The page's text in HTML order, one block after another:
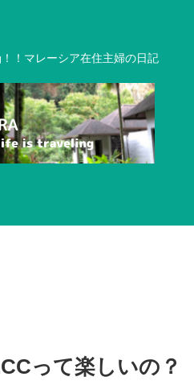
！マレーシア在住主婦の日記
って楽しいの？